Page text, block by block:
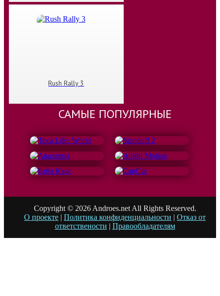
Rush Rally 3
САМЫЕ ПОПУЛЯРНЫЕ
Copyright © 2026 Androes.net All Rights Reserved.
О проекте | Политика конфиденциальности | Отказ от
ответствености | Правообладателям